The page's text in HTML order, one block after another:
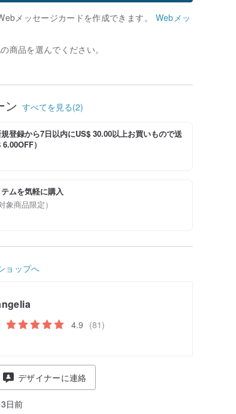
メッセージカードを作成できます。 Webメッ
商品を選んでください。
ン すべてを見る(2)
規登録から7日以内にUS$ 30.00以上お買いもので送
）
ムを気軽に購入
象商品限定）
ョップへ
4.9 (81)
デザイナーに連絡
日前